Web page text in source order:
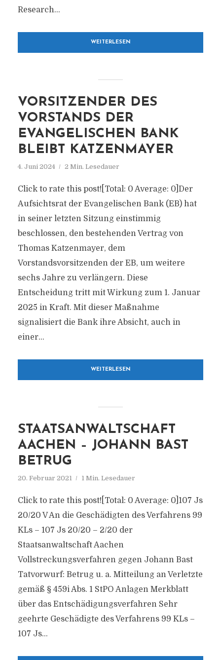
Research...
WEITERLESEN
VORSITZENDER DES
VORSTANDS DER
EVANGELISCHEN BANK
BLEIBT KATZENMAYER
4. Juni 2024 2 Min. Lesedauer
Click to rate this post![Total: 0 Average: 0]Der
Aufsichtsrat der Evangelischen Bank (EB) hat
in seiner letzten Sitzung einstimmig
beschlossen, den bestehenden Vertrag von
Thomas Katzenmayer, dem
Vorstandsvorsitzenden der EB, um weitere
sechs Jahre zu verlängern. Diese
Entscheidung tritt mit Wirkung zum 1. Januar
2025 in Kraft. Mit dieser Maßnahme
signalisiert die Bank ihre Absicht, auch in
einer...
WEITERLESEN
STAATSANWALTSCHAFT
AACHEN – JOHANN BAST
BETRUG
20. Februar 2021 1 Min. Lesedauer
Click to rate this post![Total: 0 Average: 0]107 Js
20/​20 V An die Geschädigten des Verfahrens 99
KLs – 107 Js 20/​20 – 2/​20 der
Staatsanwaltschaft Aachen
Vollstreckungsverfahren gegen Johann Bast
Tatvorwurf: Betrug u. a. Mitteilung an Verletzte
gemäß § 459i Abs. 1 StPO Anlagen Merkblatt
über das Entschädigungsverfahren Sehr
geehrte Geschädigte des Verfahrens 99 KLs –
107 Js...